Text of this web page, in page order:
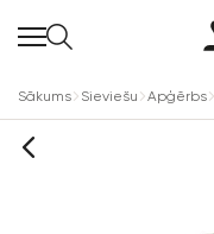
Sākums Sieviešu Apģērbs